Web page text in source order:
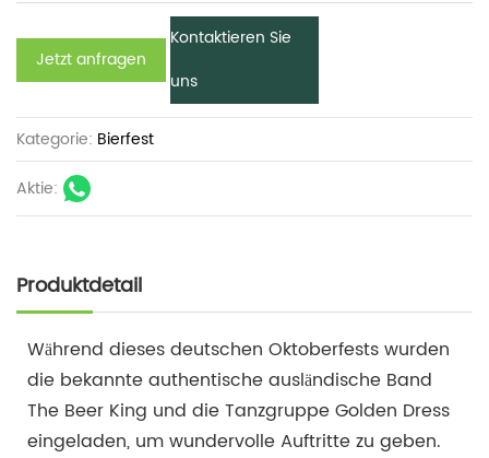
Jetzt anfragen
Kontaktieren Sie
uns
Kategorie: Bierfest
Aktie:
Produktdetail
Während dieses deutschen Oktoberfests wurden
die bekannte authentische ausländische Band
The Beer King und die Tanzgruppe Golden Dress
eingeladen, um wundervolle Auftritte zu geben.